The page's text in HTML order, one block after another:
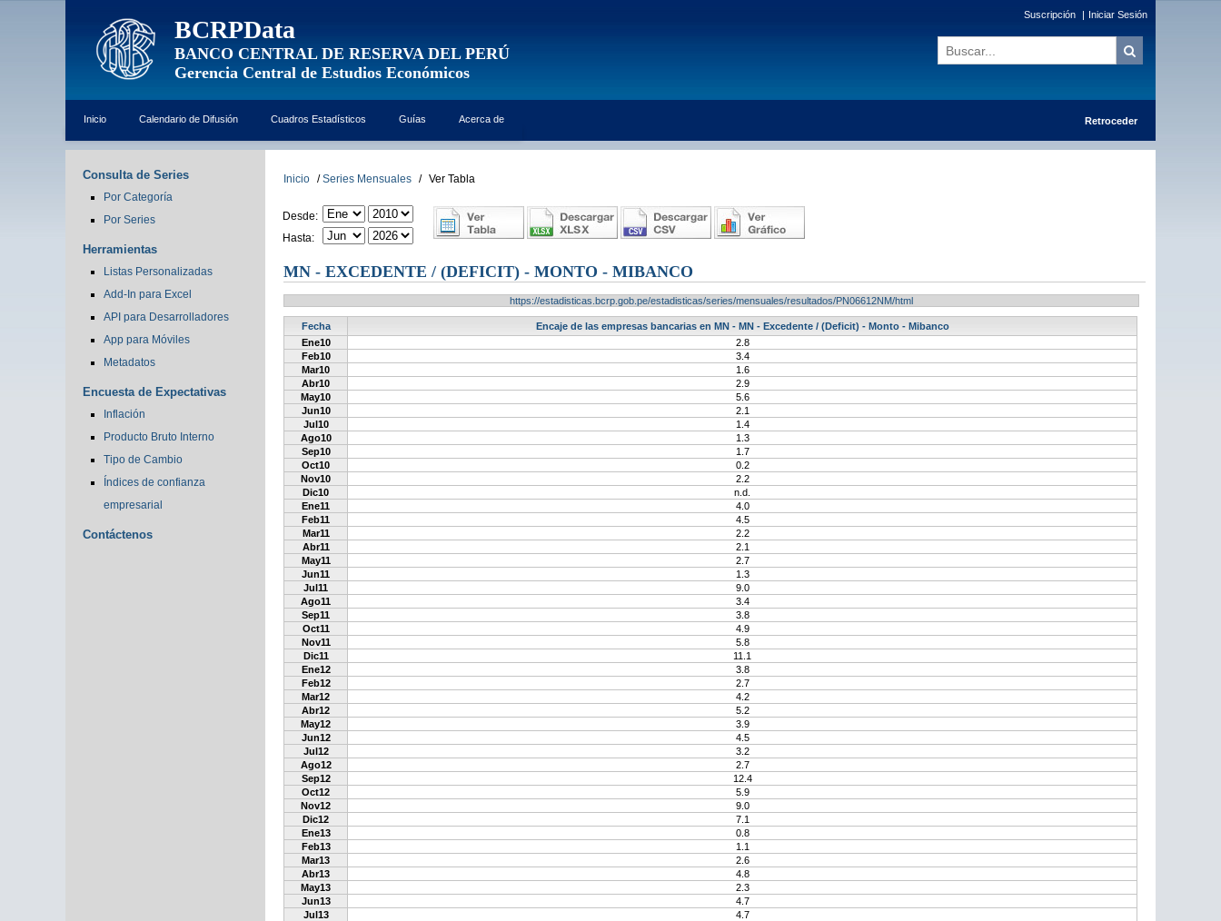
BCRPData
BANCO CENTRAL DE RESERVA DEL PERÚ
Gerencia Central de Estudios Económicos
Suscripción | Iniciar Sesión
Inicio Calendario de Difusión Cuadros Estadísticos Guías Acerca de Retroceder
Consulta de Series
Por Categoría
Por Series
Herramientas
Listas Personalizadas
Add-In para Excel
API para Desarrolladores
App para Móviles
Metadatos
Encuesta de Expectativas
Inflación
Producto Bruto Interno
Tipo de Cambio
Índices de confianza
empresarial
Contáctenos
Inicio / Series Mensuales / Ver Tabla
Desde:
Hasta:
MN - EXCEDENTE / (DEFICIT) - MONTO - MIBANCO
https://estadisticas.bcrp.gob.pe/estadisticas/series/mensuales/resultados/PN06612NM/html
Fecha
Encaje de las empresas bancarias en MN - MN - Excedente / (Deficit) - Monto - Mibanco
Ene10
2.8
Feb10
3.4
Mar10
1.6
Abr10
2.9
May10
5.6
Jun10
2.1
Jul10
1.4
Ago10
1.3
Sep10
1.7
Oct10
0.2
Nov10
2.2
Dic10
n.d.
Ene11
4.0
Feb11
4.5
Mar11
2.2
Abr11
2.1
May11
2.7
Jun11
1.3
Jul11
9.0
Ago11
3.4
Sep11
3.8
Oct11
4.9
Nov11
5.8
Dic11
11.1
Ene12
3.8
Feb12
2.7
Mar12
4.2
Abr12
5.2
May12
3.9
Jun12
4.5
Jul12
3.2
Ago12
2.7
Sep12
12.4
Oct12
5.9
Nov12
9.0
Dic12
7.1
Ene13
0.8
Feb13
1.1
Mar13
2.6
Abr13
4.8
May13
2.3
Jun13
4.7
Jul13
4.7